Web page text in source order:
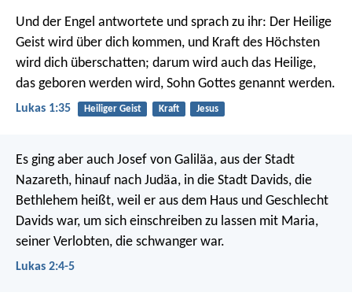
Und der Engel antwortete und sprach zu ihr: Der Heilige
Geist wird über dich kommen, und Kraft des Höchsten
wird dich überschatten; darum wird auch das Heilige,
das geboren werden wird, Sohn Gottes genannt werden.
Lukas 1:35 Heiliger Geist Kraft Jesus
Es ging aber auch Josef von Galiläa, aus der Stadt
Nazareth, hinauf nach Judäa, in die Stadt Davids, die
Bethlehem heißt, weil er aus dem Haus und Geschlecht
Davids war, um sich einschreiben zu lassen mit Maria,
seiner Verlobten, die schwanger war.
Lukas 2:4-5